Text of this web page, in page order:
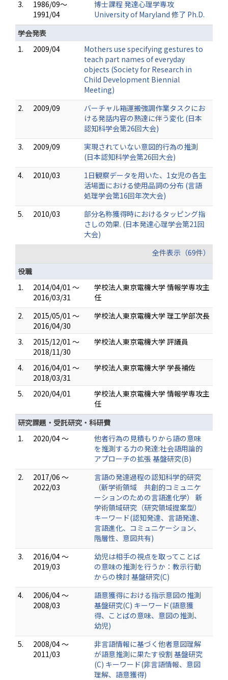
3.
1986/09～
1991/04
博士課程 発達心理学専攻
University of Maryland 修了 Ph.D.
学会発表
1.
2009/04
Mothers use specifying gestures to
teach part names of everyday
objects (Society for Research in
Child Development Biennial
Meeting)
2.
2009/09
バーチャル箱運搬強調作業タスクにお
ける発話内容の熟達に伴う変化 (日本
認知科学会第26回大会)
3.
2009/09
実現されていない意図的行為の推測
(日本認知科学会第26回大会)
4.
2010/03
1日観察データを用いた、1女児の各生
活場面における使用品詞の分布 (言語
処理学会第16回年次大会)
5.
2010/03
部分名称獲得時におけるタッピング指
さしの効果. (日本発達心理学会第21回
大会)
全件表示（69件）
役職
1.
2014/04/01 ～
2016/03/31
学校法人東京電機大学 情報学専攻主
任
2.
2015/05/01 ～
2016/04/30
学校法人東京電機大学 理工学部次長
3.
2015/12/01 ～
2018/11/30
学校法人東京電機大学 評議員
4.
2016/04/01 ～
2018/03/31
学校法人東京電機大学 学長補佐
5. 2020/04/01
学校法人東京電機大学 情報学専攻主
任
研究課題・受託研究・科研費
1.
2020/04 ～
他者行為の見積もりから語の意味
を推測する力の発達:社会語用論的
アプローチの拡張 基盤研究(B)
2.
2017/06 ～
2022/03
言語の発達過程の認知科学的研究
（新学術領域 共創的コミュニケ
ーションのための言語進化学） 新
学術領域研究（研究領域提案型）
キーワード(認知発達、言語発達、
言語進化、コミュニケーション、
階層性、意図共有)
3.
2016/04 ～
2019/03
幼児は相手の視点を取ってことば
の意味の推測を行うか：教示行動
からの検討 基盤研究(C)
4.
2006/04 ～
2008/03
語意獲得における指示意図の推測
基盤研究(C) キーワード(語意獲
得、ことばの意味、意図の推測、
幼児)
5.
2008/04 ～
2011/03
非言語情報に基づく他者意図理解
が語意推測に果たす役割 基盤研究
(C) キーワード(非言語情報、意図
理解、語意獲得)